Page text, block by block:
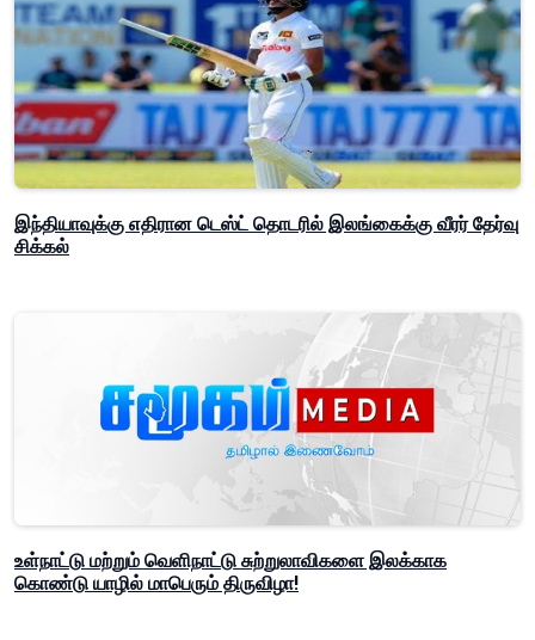
இந்தியாவுக்கு எதிரான டெஸ்ட் தொடரில் இலங்கைக்கு வீரர் தேர்வு
சிக்கல்
உள்நாட்டு மற்றும் வெளிநாட்டு சுற்றுலாவிகளை இலக்காக
கொண்டு யாழில் மாபெரும் திருவிழா!